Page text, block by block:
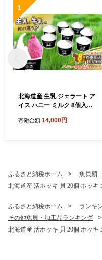
1
北海道産 生乳 ジェラート ア
イス ハニー ミルク 8個入り
寄附金額 14,000円
ふるさと納税ホーム 魚貝類
北海道産 活ホッキ 貝 20個 ホッ
ふるさと納税ホーム ランキ
その他魚貝・加工品ランキング
北海道産 活ホッキ 貝 20個 ホッ